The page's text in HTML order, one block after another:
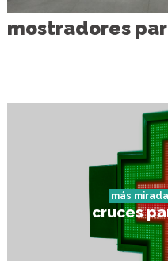
mostradores
más
cruces